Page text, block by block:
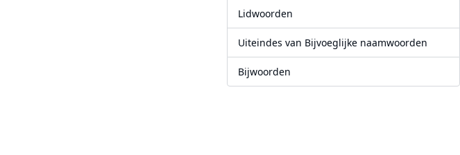
Lidwoorden
Uiteindes van Bijvoeglijke naamwoorden
Bijwoorden